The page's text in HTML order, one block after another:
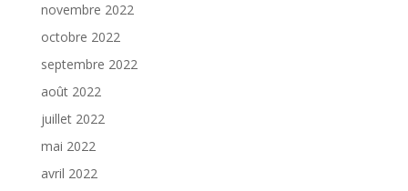
novembre 2022
octobre 2022
septembre 2022
août 2022
juillet 2022
mai 2022
avril 2022